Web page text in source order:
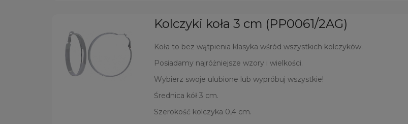
Kolczyki koła 3 cm (PP0061/2AG)
Koła to bez wątpienia klasyka wśród wszystkich kolczyków.
Posiadamy najróżniejsze wzory i wielkości.
Wybierz swoje ulubione lub wypróbuj wszystkie!
Średnica kół 3 cm.
Szerokość kolczyka 0,4 cm.